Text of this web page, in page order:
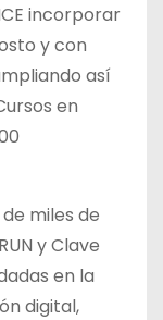
incorporar
y con
así
en
miles de
y Clave
en la
digital,